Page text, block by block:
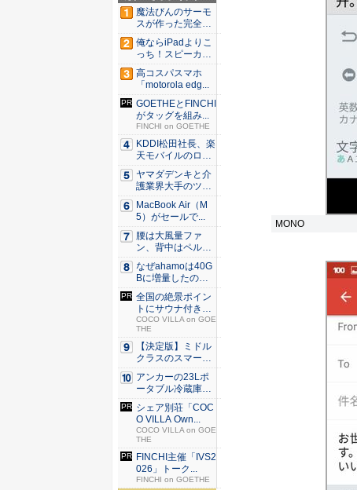
MONO
Office 2021 - Win11
搭載
魔法びんのサーモ
スが作った完全遮
光100...
俺ならiPadよりこ
っち！スピーカー
9個...
高コスパスマホ
「motorola edg...
GOETHEとFINCHI
がタッグを組み...
FINCHI on GOETHE
KDDI松田社長、楽
天モバイルのロー
ミン...
ヤマダデンキと介
護業界大手のツク
イが協業...
MacBook Air（M
5）がセールで...
腰は大風量ファ
ン、背中はペルチ
ェ冷却。ダ...
なぜahamoは40G
Bに増量したの
か ...
全国の絶景ポイン
トにサウナ付きの
シェア別...
COCO VILLA on GOE
THE
【決定版】ミドル
クラスのスマート
フォンの...
アンカーの23Lポ
ータブル冷蔵庫が
Ama...
シェア別荘「COC
O VILLA Own...
COCO VILLA on GOE
THE
FINCHI主催「IVS2
026」トーク...
FINCHI on GOETHE